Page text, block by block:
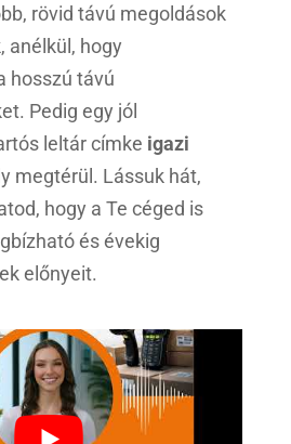
rövid távú megoldások
anélkül, hogy
hosszú távú
Pedig egy jól
leltár címke igazi
megtérül. Lássuk hát,
hogy a Te céged is
és évekig
előnyeit.